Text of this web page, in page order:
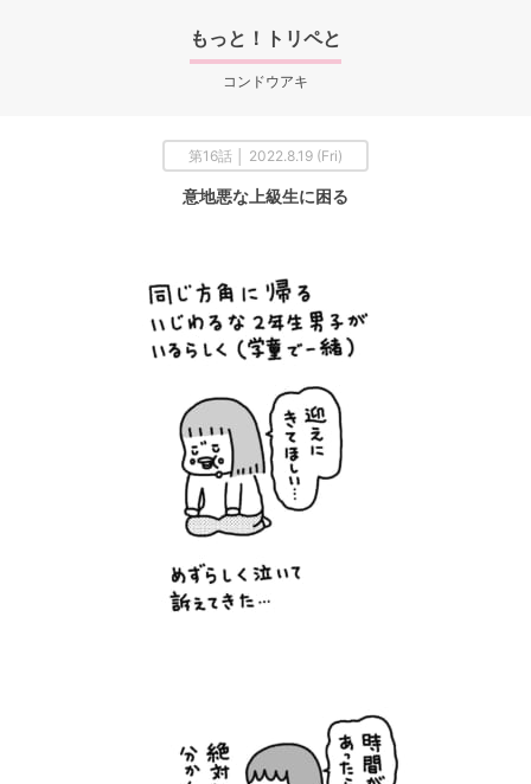
もっと！トリペと
コンドウアキ
第16話 │ 2022.8.19 (Fri)
意地悪な上級生に困る